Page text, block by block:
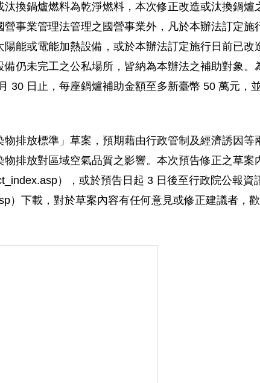
換鍋爐燃料為乾淨燃料，本次修正改造或汰換鍋
事業管理法管理之國營事業外，凡於本辦法訂定
能或電能加熱設備，或於本辦法訂定施行日前已
仍未完工之公私場所，皆納為本辦法之補助對象
30 日止，每座鍋爐補助金額至多新臺幣 50 萬元，
排放標準」草案，預期藉由行政管制及經濟誘因
排放對區域空氣品質之影響。本次預告修正之草
），或於預告日起 3 日後至行政院公報資
）下載，對於草案內容有任何意見或修正建議者，